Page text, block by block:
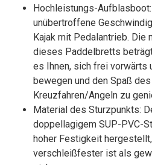
Hochleistungs-
unübertroffene
Kajak mit Pedalantrieb. Die
dieses Paddelbretts
es Ihnen, sich frei vorwärts
bewegen und den Spaß
Kreuzfahren/Angeln zu
Material des Sturzpunkts:
doppellagigem SUP-PVC-
hoher Festigkeit
verschleißfester ist als